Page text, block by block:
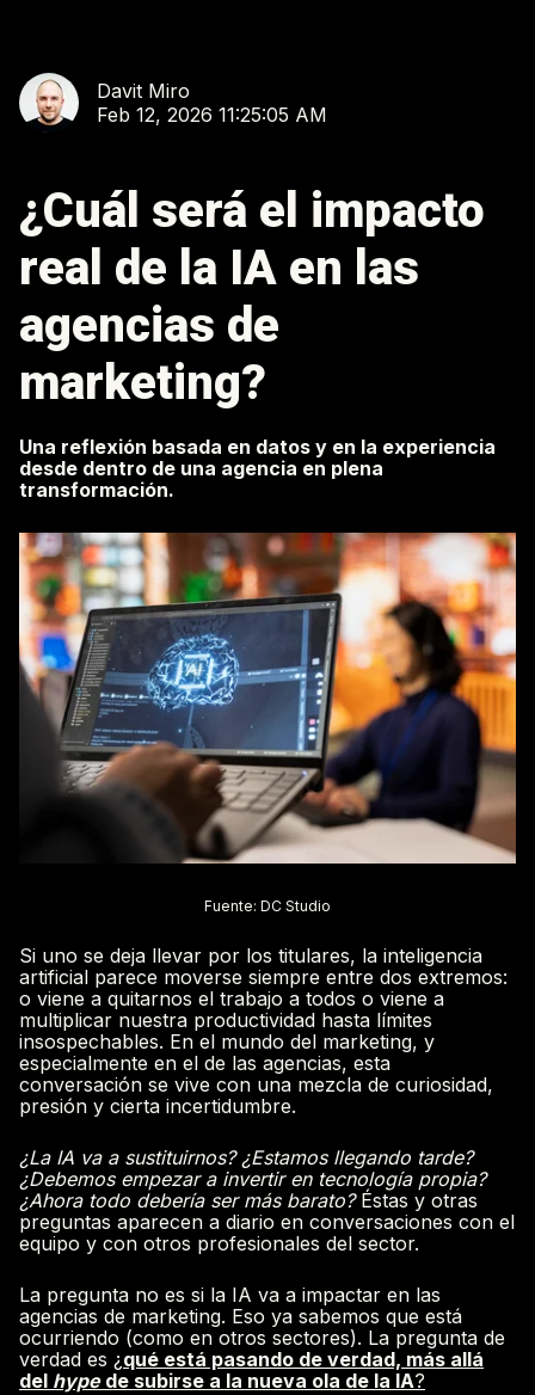
Davit Miro
Feb 12, 2026 11:25:05 AM
¿Cuál será el impacto
real de la IA en las
agencias de
marketing?
Una reflexión basada en datos y en la experiencia
desde dentro de una agencia en plena
transformación.
Fuente: DC Studio
Si uno se deja llevar por los titulares, la inteligencia
artificial parece moverse siempre entre dos extremos:
o viene a quitarnos el trabajo a todos o viene a
multiplicar nuestra productividad hasta límites
insospechables. En el mundo del marketing, y
especialmente en el de las agencias, esta
conversación se vive con una mezcla de curiosidad,
presión y cierta incertidumbre.
¿La IA va a sustituirnos? ¿Estamos llegando tarde?
¿Debemos empezar a invertir en tecnología propia?
¿Ahora todo debería ser más barato?Éstas y otras
preguntas aparecen a diario en conversaciones con el
equipo y con otros profesionales del sector.
La pregunta no es si la IA va a impactar en las
agencias de marketing. Eso ya sabemos que está
ocurriendo (como en otros sectores). La pregunta de
verdad es ¿qué está pasando de verdad, más allá
del hype de subirse a la nueva ola de la IA?